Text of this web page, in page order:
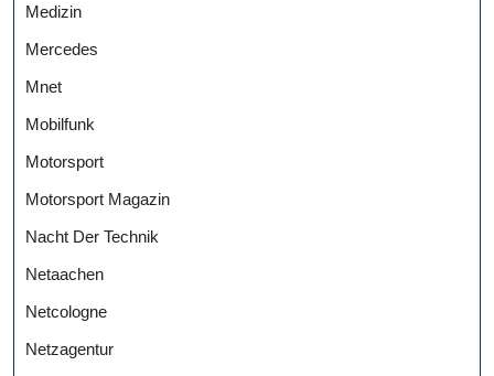
Medizin
Mercedes
Mnet
Mobilfunk
Motorsport
Motorsport Magazin
Nacht Der Technik
Netaachen
Netcologne
Netzagentur